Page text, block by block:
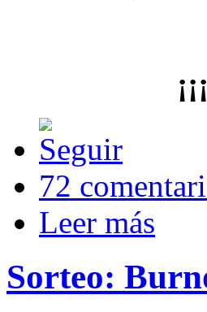
72
Leer más
Sorteo: